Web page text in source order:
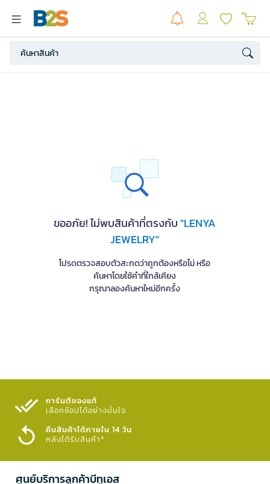
ขออภัย! ไม่พบสินค้าที่ตรงกับ"LENYA
JEWELRY"
โปรดตรวจสอบตัวสะกดว่าถูกต้องหรือไม่ หรือ
ค้นหาโดยใช้คำที่ใกล้เคียง
กรุณาลองค้นหาใหม่อีกครั้ง
การันตีของแท้
เลือกช้อปได้อย่างมั่นใจ​
คืนสินค้าได้ภายใน 14 วัน
หลังได้รับสินค้า*
ศูนย์บริการลูกค้าบีทูเอส